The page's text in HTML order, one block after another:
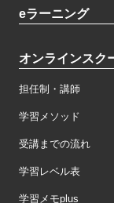
eラーニング
オンラインスク
担任制・講師
学習メソッド
受講までの流れ
学習レベル表
学習メモplus